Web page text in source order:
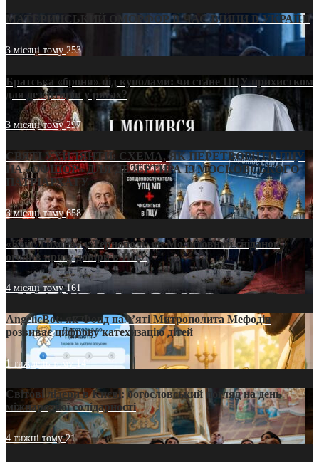
МАТЕРИНСЬКИЙ ОМОРФОР В ЧАС ВІЙНИ В УКРАЇНІ
3 місяці тому253
Братська «броня» під куполами: чи стане ПЦУ прихистком
для дезертирів у рясах?
3 місяці тому297
СВЯТІ УХИЛЯНТИ: СХЕМА, ЯК ПЕРЕТВОРИТИ ПЦУ
НА «ОФШОР» ДЛЯ ДЕЗЕРТИРА ІЗ МОСКОВСЬКОГО
ПАТРІАРХАТУ
3 місяці тому658
«Кейс Тихона» у Тернополі: як Молитовний сніданок
оголив кризу довіри в ПЦУ
4 місяці тому161
AngelicBot: як Фонд пам’яті Митрополита Мефодія
розвиває цифрову катехизацію дітей
1 тиждень тому14
Світові лідери в Києві: богословський погляд на день
міжнародної солідарності
4 тижні тому21